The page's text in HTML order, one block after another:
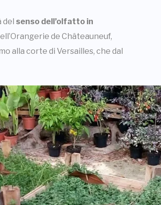
del senso dell’olfatto in
de Châteauneuf,
alla corte di Versailles, che dal